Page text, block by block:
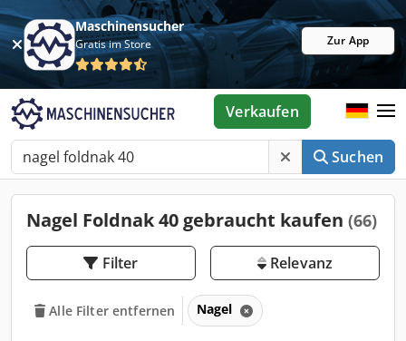
Maschinensucher
Gratis im Store Zur App
Suchen
Verkaufen
Nagel Foldnak 40 gebraucht kaufen (66)
Filter Relevanz
Alle Filter entfernen Nagel